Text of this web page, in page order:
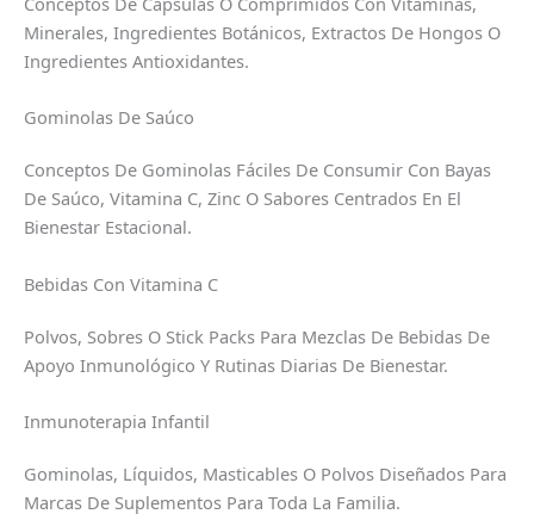
Minerales, Ingredientes Botánicos, Extractos De Hongos O
Ingredientes Antioxidantes.
Gominolas De Saúco
Conceptos De Gominolas Fáciles De Consumir Con Bayas
De Saúco, Vitamina C, Zinc O Sabores Centrados En El
Bienestar Estacional.
Bebidas Con Vitamina C
Polvos, Sobres O Stick Packs Para Mezclas De Bebidas De
Apoyo Inmunológico Y Rutinas Diarias De Bienestar.
Inmunoterapia Infantil
Gominolas, Líquidos, Masticables O Polvos Diseñados Para
Marcas De Suplementos Para Toda La Familia.